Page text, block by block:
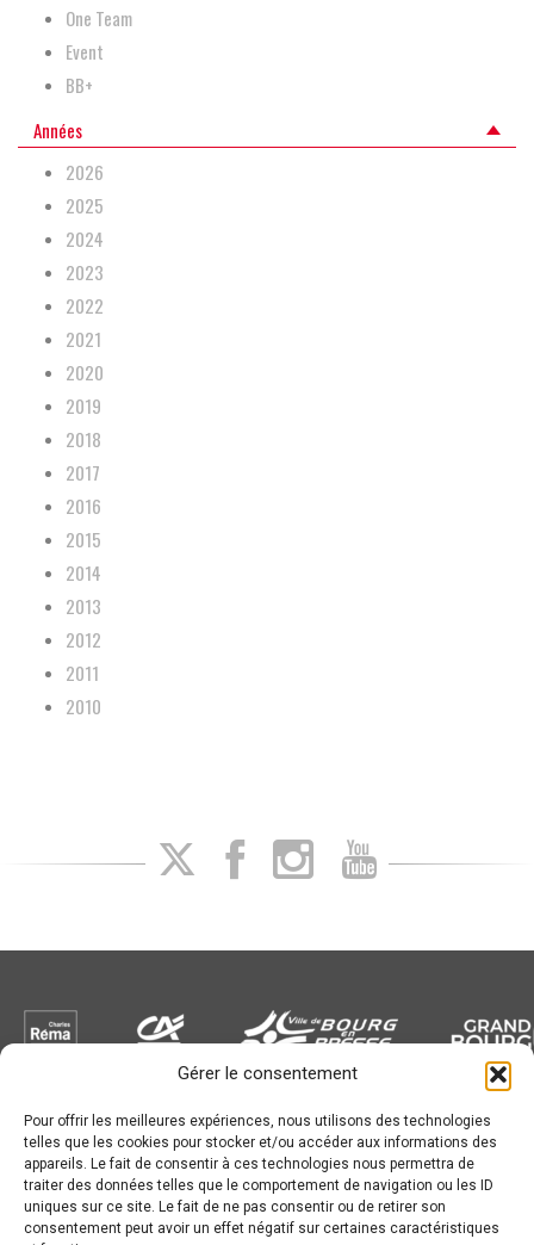
Gérer le consentement
Pour offrir les meilleures expériences, nous utilisons des technologies
telles que les cookies pour stocker et/ou accéder aux informations des
appareils. Le fait de consentir à ces technologies nous permettra de
traiter des données telles que le comportement de navigation ou les ID
uniques sur ce site. Le fait de ne pas consentir ou de retirer son
consentement peut avoir un effet négatif sur certaines caractéristiques
One Team
Event
BB+
Années
2026
2025
2024
2023
2022
2021
2020
2019
2018
2017
2016
2015
2014
2013
2012
2011
2010
Newsletter